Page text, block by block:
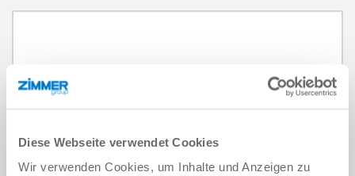
Diese Webseite verwendet Cookies
Wir verwenden Cookies, um Inhalte und Anzeigen zu